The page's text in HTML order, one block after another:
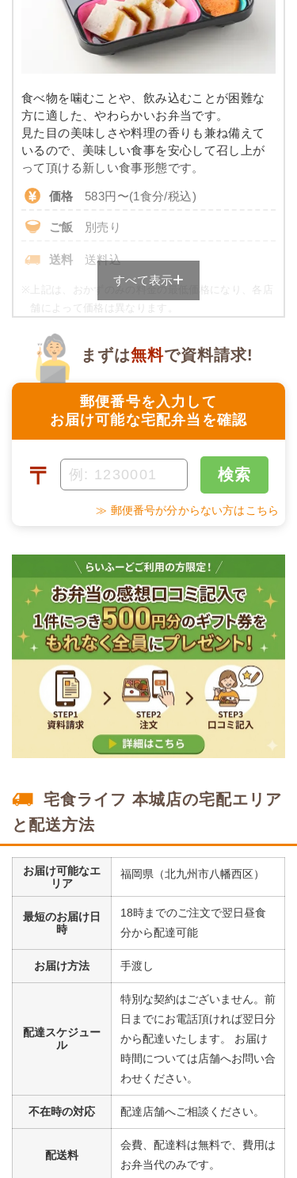
ジャーマンポテト
-
※ その他備考
メニューは日替わりです（メニューは一例です）
糖質 -
-
カリウム
コレステロール -
たんぱく調整食のメニュー例
ミートオムレツ
ブロッコリーソテー
豚肉のマヨネーズ炒め風
二色豆（黒豆・白花豆）
※メニューの補足
-
アジと茄子の胡麻味噌だれ
花人参
甘酢蓮根
だし巻き玉子
※メニューの補足
＋メニュー例をもっと見る（残り1件）
※ その他備考
メニューは日替わりです（メニューは一例です）
食べ物を噛むことや、飲み込むことが困難な
方に適した、やわらかいお弁当です。
見た目の美味しさや料理の香りも兼ね備えて
いるので、美味しい食事を安心して召し上が
って頂ける新しい食事形態です。
価格 583円〜(1食分/税込)
ご飯 別売り
送料 送料込
※
上記は、おかずのみの料金の最低価格になり、各店
舗によって価格は異なります。
お問合せください。
ムース食の栄養素例
品数 4品
塩分 1.3g
タンパク質 5.5g
糖質 15.5g
リン 54.3mg
カリウム 90.3mg
コレステロール -
一例です。メニューにより前後します（おかずのみ
の栄養価です）
鯛の塩焼きセット
コーン
小松菜
-
※メニューの補足
-
まぐろの煮付けセット
大根
栄養素
-
※メニューの補足
すべて表示
郵便番号を入力して
お届け可能な宅配弁当を確認
まずは無料で資料請求!
〒 検索
≫ 郵便番号が分からない方はこちら
宅食ライフ 本城店の宅配エリア
と配送方法
お届け可能なエ
リア
福岡県（北九州市八幡西区）
最短のお届け日
時
18時までのご注文で翌日昼食
分から配達可能
お届け方法 手渡し
配達スケジュー
ル
特別な契約はございません。前
日までにお電話頂ければ翌日分
から配達いたします。 お届け
時間については店舗へお問い合
わせください。
不在時の対応 配達店舗へご相談ください。
配送料
会費、配達料は無料で、費用は
お弁当代のみです。